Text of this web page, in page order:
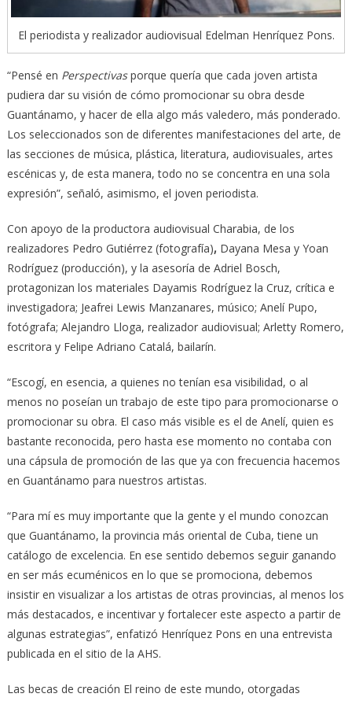
El periodista y realizador audiovisual Edelman Henríquez Pons.
“Pensé en Perspectivas porque quería que cada joven artista
pudiera dar su visión de cómo promocionar su obra desde
Guantánamo, y hacer de ella algo más valedero, más ponderado.
Los seleccionados son de diferentes manifestaciones del arte, de
las secciones de música, plástica, literatura, audiovisuales, artes
escénicas y, de esta manera, todo no se concentra en una sola
expresión”, señaló, asimismo, el joven periodista.
Con apoyo de la productora audiovisual Charabia, de los
realizadores Pedro Gutiérrez (fotografía), Dayana Mesa y Yoan
Rodríguez (producción), y la asesoría de Adriel Bosch,
protagonizan los materiales Dayamis Rodríguez la Cruz, crítica e
investigadora; Jeafrei Lewis Manzanares, músico; Anelí Pupo,
fotógrafa; Alejandro Lloga, realizador audiovisual; Arletty Romero,
escritora y Felipe Adriano Catalá, bailarín.
“Escogí, en esencia, a quienes no tenían esa visibilidad, o al
menos no poseían un trabajo de este tipo para promocionarse o
promocionar su obra. El caso más visible es el de Anelí, quien es
bastante reconocida, pero hasta ese momento no contaba con
una cápsula de promoción de las que ya con frecuencia hacemos
en Guantánamo para nuestros artistas.
“Para mí es muy importante que la gente y el mundo conozcan
que Guantánamo, la provincia más oriental de Cuba, tiene un
catálogo de excelencia. En ese sentido debemos seguir ganando
en ser más ecuménicos en lo que se promociona, debemos
insistir en visualizar a los artistas de otras provincias, al menos los
más destacados, e incentivar y fortalecer este aspecto a partir de
algunas estrategias”, enfatizó Henríquez Pons en una entrevista
publicada en el sitio de la AHS.
Las becas de creación El reino de este mundo, otorgadas